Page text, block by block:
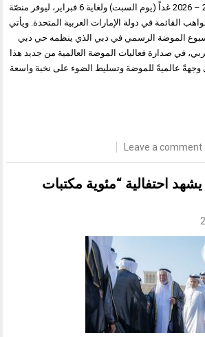
الجديدة لخريف وشتاء 2025 – 2026 غداً (يوم السبت) ولغاية 6 فبراير، ليوفر منصّة
القائمة في دولة الإمارات العربية المتحدة. ويأتي
الموضة الرسمي في دبي الذي ينظمه حي دبي
في صدارة فعاليات الموضة العالمية من جديد هذا
وجهةً عالميةً للموضة وتسليط الضوء على نخبة واسعة
Leave a comment
احتفالية “مئوية مكتبات